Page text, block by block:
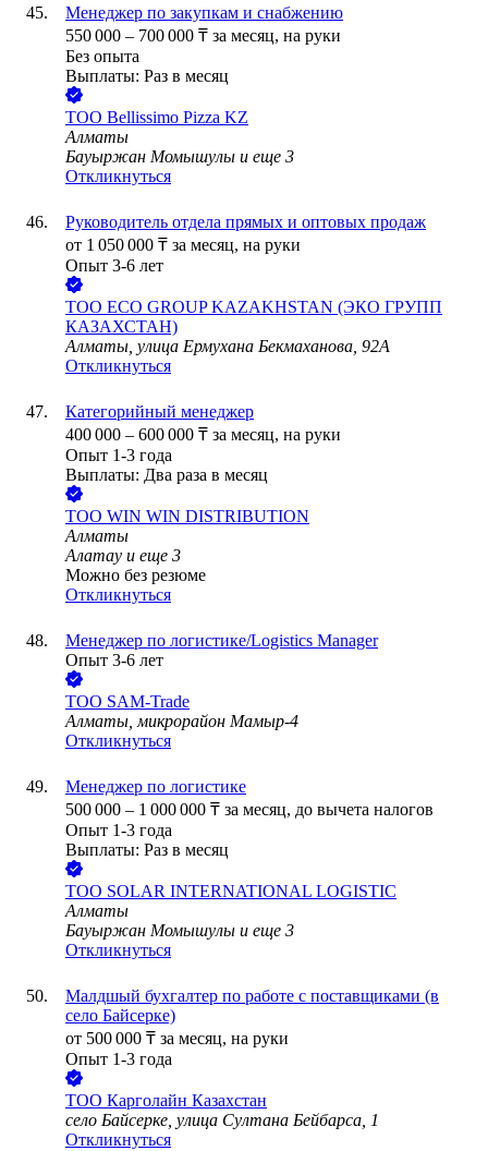
Менеджер по закупкам и снабжению
550 000 – 700 000 ₸ за месяц, на руки
Без опыта
Выплаты: Раз в месяц
ТОО Bellissimo Pizza KZ
Алматы
Бауыржан Момышулы и еще 3
Откликнуться
Руководитель отдела прямых и оптовых продаж
от 1 050 000 ₸ за месяц, на руки
Опыт 3-6 лет
ТОО ECO GROUP KAZAKHSTAN (ЭКО ГРУПП
КАЗАХСТАН)
Алматы, улица Ермухана Бекмаханова, 92А
Откликнуться
Категорийный менеджер
400 000 – 600 000 ₸ за месяц, на руки
Опыт 1-3 года
Выплаты: Два раза в месяц
ТОО WIN WIN DISTRIBUTION
Алматы
Алатау и еще 3
Можно без резюме
Откликнуться
Менеджер по логистике/Logistics Manager
Опыт 3-6 лет
ТОО SAM-Trade
Алматы, микрорайон Мамыр-4
Откликнуться
Менеджер по логистике
500 000 – 1 000 000 ₸ за месяц, до вычета налогов
Опыт 1-3 года
Выплаты: Раз в месяц
ТОО SOLAR INTERNATIONAL LOGISTIC
Алматы
Бауыржан Момышулы и еще 3
Откликнуться
Малдшый бухгалтер по работе с поставщиками (в
село Байсерке)
от 500 000 ₸ за месяц, на руки
Опыт 1-3 года
ТОО Карголайн Казахстан
село Байсерке, улица Султана Бейбарса, 1
Откликнуться